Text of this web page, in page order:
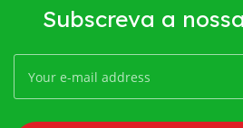
Subscreva a